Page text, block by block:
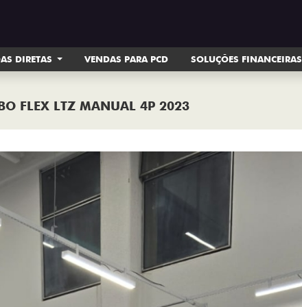
DIRETAS VENDAS PARA PCD SOLUÇÕES FINANCEIRAS
FLEX LTZ MANUAL 4P 2023